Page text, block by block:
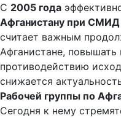
С 2005 года
Афганистану при
считает важным
Афганистане,
противодействию
снижается
Рабочей группы по
Сегодня к нему